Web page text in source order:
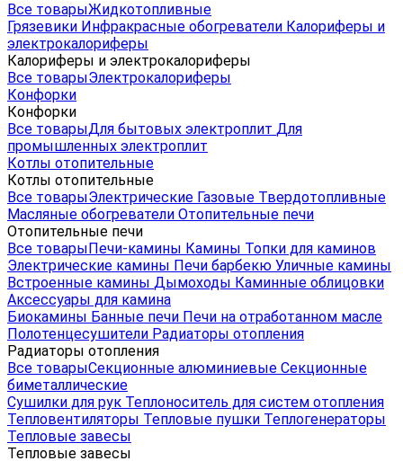
Все товарыЖидкотопливные
Грязевики Инфракрасные обогреватели Калориферы и
электрокалориферы
Калориферы и электрокалориферы
Все товарыЭлектрокалориферы
Конфорки
Конфорки
Все товарыДля бытовых электроплит Для
промышленных электроплит
Котлы отопительные
Котлы отопительные
Все товарыЭлектрические Газовые Твердотопливные
Масляные обогреватели Отопительные печи
Отопительные печи
Все товарыПечи-камины Камины Топки для каминов
Электрические камины Печи барбекю Уличные камины
Встроенные камины Дымоходы Каминные облицовки
Аксессуары для камина
Биокамины Банные печи Печи на отработанном масле
Полотенцесушители Радиаторы отопления
Радиаторы отопления
Все товарыСекционные алюминиевые Секционные
биметаллические
Сушилки для рук Теплоноситель для систем отопления
Тепловентиляторы Тепловые пушки Теплогенераторы
Тепловые завесы
Тепловые завесы